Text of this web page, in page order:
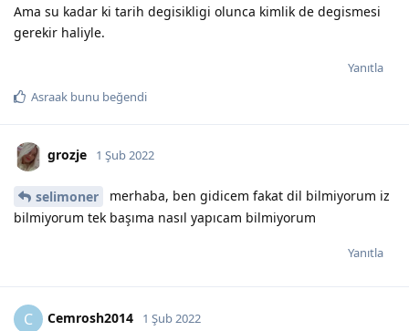
Ama su kadar ki tarih degisikligi olunca kimlik de degismesi
gerekir haliyle.
Yanıtla
Asraak bunu beğendi
grozje 1 Şub 2022
selimoner
merhaba, ben gidicem fakat dil bilmiyorum iz
bilmiyorum tek başıma nasıl yapıcam bilmiyorum
Yanıtla
C Cemrosh2014 1 Şub 2022